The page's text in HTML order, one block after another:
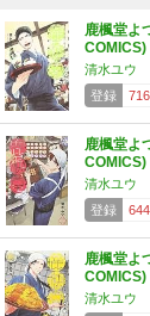
鹿楓堂よ
COMICS)
清水ユウ
登録
716
鹿楓堂よ
COMICS)
清水ユウ
登録
644
鹿楓堂よ
COMICS)
清水ユウ